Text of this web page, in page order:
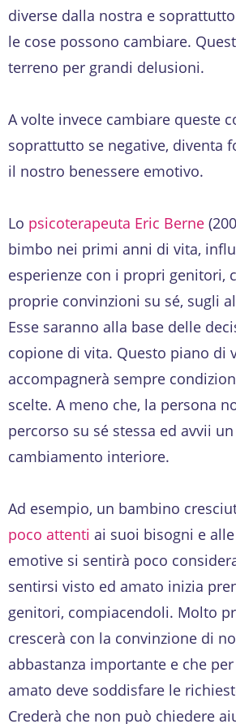
diverse dalla nostra e
le cose possono cambiare.
terreno per grandi delusioni.
A volte invece cambiare queste
soprattutto se negative, diventa
il nostro benessere emotivo.
Lo psicoterapeuta Eric Berne
bimbo nei primi anni di vita,
esperienze con i propri genitori,
proprie convinzioni su sé, sugli
Esse saranno alla base delle
copione di vita. Questo piano di
accompagnerà sempre
scelte. A meno che, la persona
percorso su sé stessa ed avvii
cambiamento interiore.
Ad esempio, un bambino
poco attenti ai suoi bisogni e
emotive si sentirà poco
sentirsi visto ed amato inizia
genitori, compiacendoli. Molto
crescerà con la convinzione di
abbastanza importante e che
amato deve soddisfare le
Crederà che non può chiedere